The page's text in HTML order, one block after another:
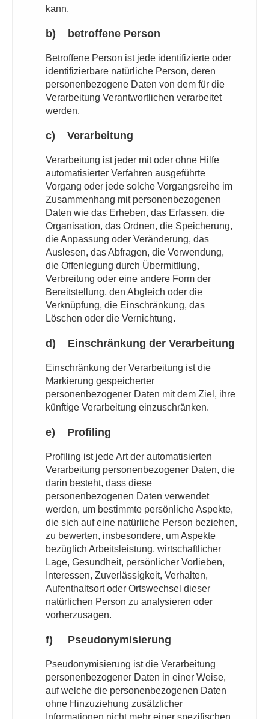
kann.
b) betroffene Person
Betroffene Person ist jede identifizierte oder
identifizierbare natürliche Person, deren
personenbezogene Daten von dem für die
Verarbeitung Verantwortlichen verarbeitet
werden.
c) Verarbeitung
Verarbeitung ist jeder mit oder ohne Hilfe
automatisierter Verfahren ausgeführte
Vorgang oder jede solche Vorgangsreihe im
Zusammenhang mit personenbezogenen
Daten wie das Erheben, das Erfassen, die
Organisation, das Ordnen, die Speicherung,
die Anpassung oder Veränderung, das
Auslesen, das Abfragen, die Verwendung,
die Offenlegung durch Übermittlung,
Verbreitung oder eine andere Form der
Bereitstellung, den Abgleich oder die
Verknüpfung, die Einschränkung, das
Löschen oder die Vernichtung.
d) Einschränkung der Verarbeitung
Einschränkung der Verarbeitung ist die
Markierung gespeicherter
personenbezogener Daten mit dem Ziel, ihre
künftige Verarbeitung einzuschränken.
e) Profiling
Profiling ist jede Art der automatisierten
Verarbeitung personenbezogener Daten, die
darin besteht, dass diese
personenbezogenen Daten verwendet
werden, um bestimmte persönliche Aspekte,
die sich auf eine natürliche Person beziehen,
zu bewerten, insbesondere, um Aspekte
bezüglich Arbeitsleistung, wirtschaftlicher
Lage, Gesundheit, persönlicher Vorlieben,
Interessen, Zuverlässigkeit, Verhalten,
Aufenthaltsort oder Ortswechsel dieser
natürlichen Person zu analysieren oder
vorherzusagen.
f) Pseudonymisierung
Pseudonymisierung ist die Verarbeitung
personenbezogener Daten in einer Weise,
auf welche die personenbezogenen Daten
ohne Hinzuziehung zusätzlicher
Informationen nicht mehr einer spezifischen